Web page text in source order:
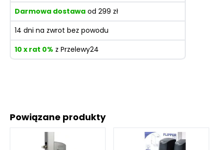
Powiązane produkty
Darmowa dostawa od 299 zł
14 dni na zwrot bez powodu
10 x rat 0% z Przelewy24